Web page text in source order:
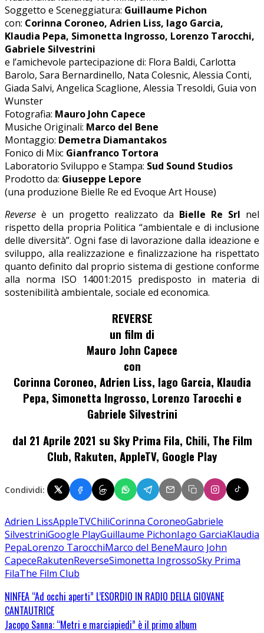
Soggetto e Sceneggiatura: Guillaume Pichon
con: Corinna Coroneo, Adrien Liss, Iago Garcia,
Klaudia Pepa, Simonetta Ingrosso, Lorenzo Tarocchi,
Gabriele Silvestrini
e l’amichevole partecipazione di: Flora Baldi, Carlotta
Barolo, Sara Bernardinello, Nata Colesnic, Alessia Conti,
Giada Salvi, Angelica Scaglione, Alessia Tresoldi, Guia von
Wunster
Fotografia: Mauro John Capece
Musiche Originali: Marco del Bene
Montaggio: Demetra Diamantakos
Fonico di Mix: Gianfranco Tortora
Laboratorio Sviluppo e Stampa: Sud Sound Studios
Prodotto da: Giuseppe Lepore
(una produzione Bielle Re ed Evoque Art House)
Reverse è un progetto realizzato da Bielle Re Srl nel
rispetto della propria Politica “ambientale e di inclusione
delle diversità”. Ogni fase di lavorazione dalla ideazione e
sviluppo, alla realizzazione e finalizzazione ha rispettato
quanto definito dal proprio sistema di gestione conforme
alla norma ISO 14001:2015 predisposto in materia di
sostenibilità ambientale, sociale ed economica.
REVERSE
un film di
Mauro John Capece
con
Corinna Coroneo, Adrien Liss, Iago Garcia, Klaudia
Pepa, Simonetta Ingrosso, Lorenzo Tarocchi e
Gabriele Silvestrini
dal 21 Aprile 2021 su Sky Prima Fila, Chili, The Film
Club, Rakuten, AppleTV, Google Play
Condividi:
Adrien LissAppleTVChiliCorinna CoroneoGabriele
SilvestriniGoogle PlayGuillaume PichonIago GarciaKlaudia
PepaLorenzo TarocchiMarco del BeneMauro John
CapeceRakutenReverseSimonetta IngrossoSky Prima
FilaThe Film Club
NINFEA “Ad occhi aperti” L’ESORDIO IN RADIO DELLA GIOVANE
CANTAUTRICE
Jacopo Sanna: “Metri e marciapiedi” è il primo album